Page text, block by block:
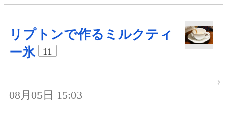
リプトンで作るミルクティ
ー氷
11
08月05日 15:03